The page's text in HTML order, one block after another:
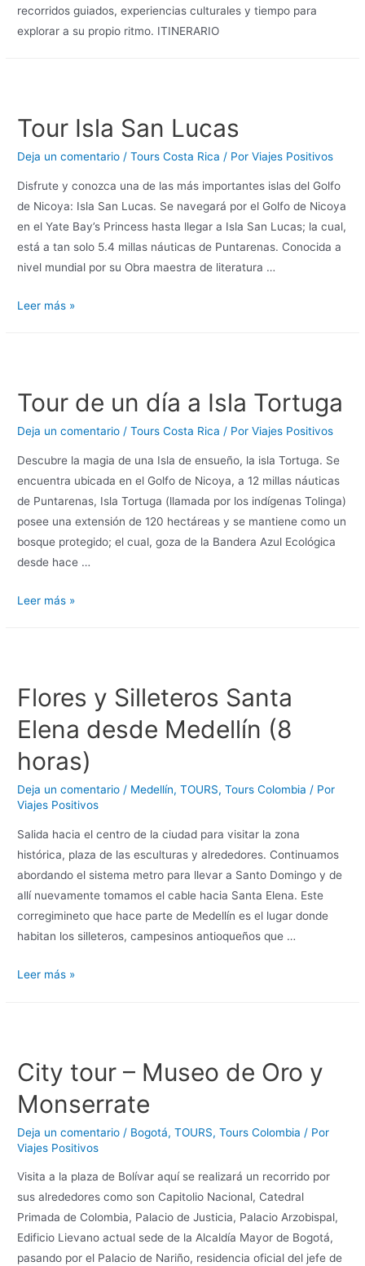
recorridos guiados, experiencias culturales y tiempo para
explorar a su propio ritmo. ITINERARIO
Tour Isla San Lucas
Deja un comentario /Tours Costa Rica / PorViajes Positivos
Disfrute y conozca una de las más importantes islas del Golfo
de Nicoya: Isla San Lucas. Se navegará por el Golfo de Nicoya
en el Yate Bay’s Princess hasta llegar a Isla San Lucas; la cual,
está a tan solo 5.4 millas náuticas de Puntarenas. Conocida a
nivel mundial por su Obra maestra de literatura …
Leer más »
Tour de un día a Isla Tortuga
Deja un comentario /Tours Costa Rica / PorViajes Positivos
Descubre la magia de una Isla de ensueño, la isla Tortuga. Se
encuentra ubicada en el Golfo de Nicoya, a 12 millas náuticas
de Puntarenas, Isla Tortuga (llamada por los indígenas Tolinga)
posee una extensión de 120 hectáreas y se mantiene como un
bosque protegido; el cual, goza de la Bandera Azul Ecológica
desde hace …
Leer más »
Flores y Silleteros Santa
Elena desde Medellín (8
horas)
Deja un comentario / Medellín,TOURS,Tours Colombia / Por
Viajes Positivos
Salida hacia el centro de la ciudad para visitar la zona
histórica, plaza de las esculturas y alrededores. Continuamos
abordando el sistema metro para llevar a Santo Domingo y de
allí nuevamente tomamos el cable hacia Santa Elena. Este
corregimineto que hace parte de Medellín es el lugar donde
habitan los silleteros, campesinos antioqueños que …
Leer más »
City tour – Museo de Oro y
Monserrate
Deja un comentario / Bogotá,TOURS,Tours Colombia / Por
Viajes Positivos
Visita a la plaza de Bolívar aquí se realizará un recorrido por
sus alrededores como son Capitolio Nacional, Catedral
Primada de Colombia, Palacio de Justicia, Palacio Arzobispal,
Edificio Lievano actual sede de la Alcaldía Mayor de Bogotá,
pasando por el Palacio de Nariño, residencia oficial del jefe de